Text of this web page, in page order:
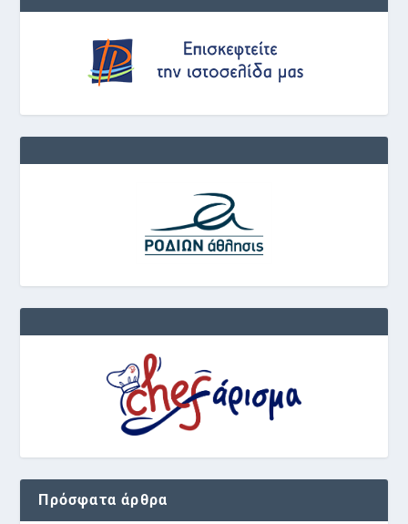
Πρόσφατα άρθρα